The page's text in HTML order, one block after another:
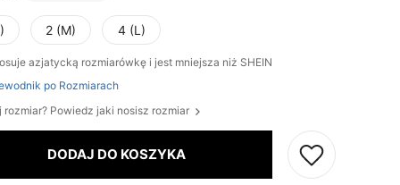
2 (M) 4 (L)
azjatycką rozmiarówkę i jest mniejsza niż SHEIN
po Rozmiarach
rozmiar? Powiedz jaki nosisz rozmiar
DODAJ DO KOSZYKA